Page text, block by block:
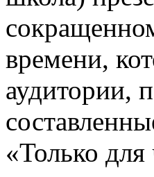
времени,
аудитории,
«Только